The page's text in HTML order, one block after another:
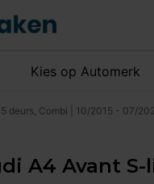
Kies op Automerk
deurs, Combi | 10/2015 - 07/
A4 Avant S-